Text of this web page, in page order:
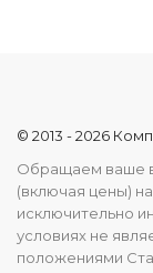
© 2013 - 2026
Обращаем ваше
(включая цены)
исключительно
условиях не
положениями